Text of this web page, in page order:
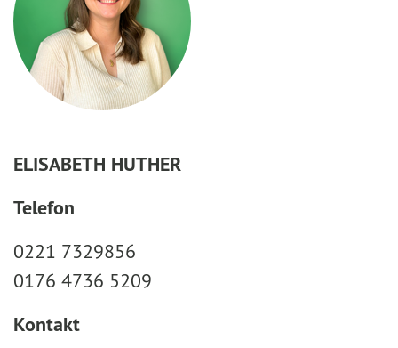
ELISABETH HUTHER
Telefon
0221 7329856
0176 4736 5209
Kontakt